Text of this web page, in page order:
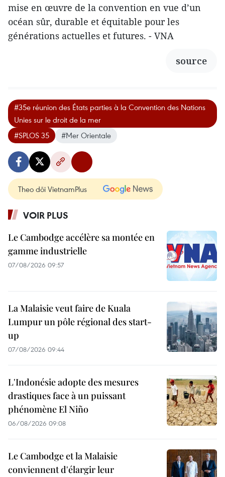
mise en œuvre de la convention en vue d’un
océan sûr, durable et équitable pour les
générations actuelles et futures. - VNA
source
#35e réunion des États parties à la Convention des Nations
Unies sur le droit de la mer
#SPLOS 35
#Mer Orientale
Theo dõi VietnamPlus
VOIR PLUS
Le Cambodge accélère sa montée en
gamme industrielle
07/08/2026 09:57
La Malaisie veut faire de Kuala
Lumpur un pôle régional des start-
up
07/08/2026 09:44
L'Indonésie adopte des mesures
drastiques face à un puissant
phénomène El Niño
06/08/2026 09:08
Le Cambodge et la Malaisie
conviennent d'élargir leur